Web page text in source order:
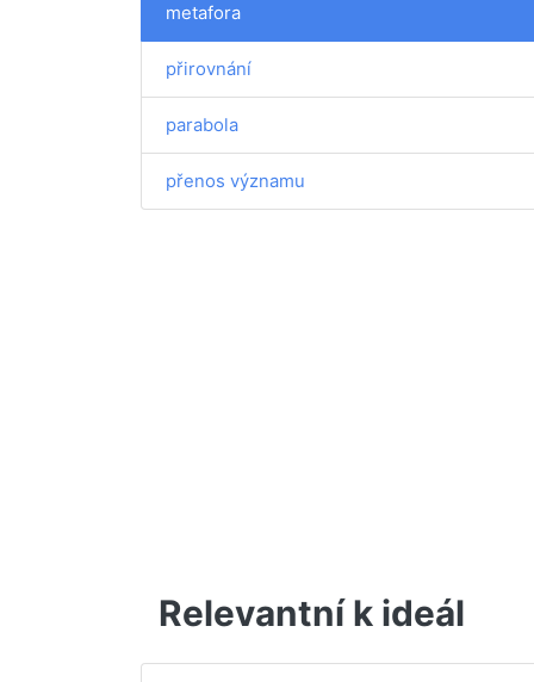
metafora
přirovnání
parabola
přenos významu
Relevantní k ideál